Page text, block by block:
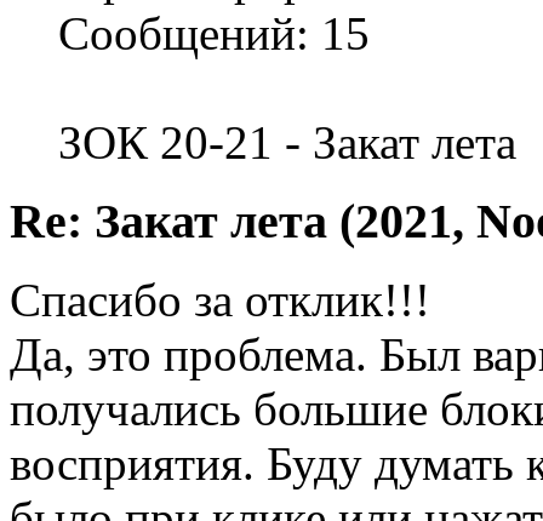
Сообщений: 15
ЗОК 20-21 - Закат лета
Re: Закат лета (2021,
Спасибо за отклик!!!
Да, это проблема. Был
получались большие
восприятия. Буду думать